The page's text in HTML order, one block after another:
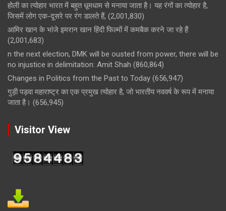
होली का त्योहार भारत में बहुत धूमधाम से मनाया जाता है। यह रंगों का त्योहार है,
जिसमें लोग एक-दूसरे पर रंग डालते हैं, (2,001,830)
आमिर खान के भांजे इमरान खान हिंदी फिल्मों में कमबैक करने जा रहे हैं
(2,001,683)
n the next election, DMK will be ousted from power, there will be
no injustice in delimitation: Amit Shah (860,864)
Changes in Politics from the Past to Today (656,947)
गुड़ी पड़वा महाराष्ट्र का एक प्रमुख त्योहार है, जो भारतीय नववर्ष के रूप में मनाया
जाता है। (656,945)
Visitor View